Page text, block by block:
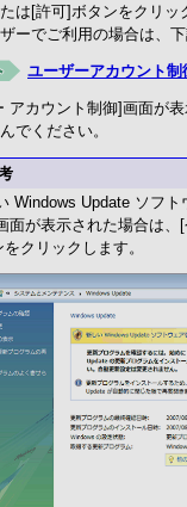
は[許可]ボタンをクリッ
ーでご利用の場合は、下
ユーザーアカウント制
アカウント制御]画面が
でください。
Windows Update ソフ
面が表示された場合は、
クリックします。